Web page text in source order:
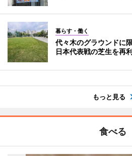
暮らす・働く
代々木のグラウンドに
日本代表戦の芝生を再
もっと見る
食べる